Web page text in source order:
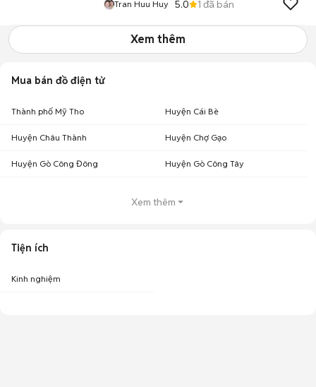
Tran Huu Huy 5.0 1 đã bán
Xem thêm
Mua bán đồ điện tử
Thành phố Mỹ Tho Huyện Cái Bè
Huyện Châu Thành Huyện Chợ Gạo
Huyện Gò Công Đông Huyện Gò Công Tây
Xem thêm
Tiện ích
Kinh nghiệm